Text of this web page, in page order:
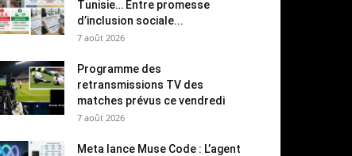
Tunisie… Entre promesse
d’inclusion sociale...
7 août 2026
Programme des
retransmissions TV des
matches prévus ce vendredi
7 août 2026
Meta lance Muse Code : L’agent